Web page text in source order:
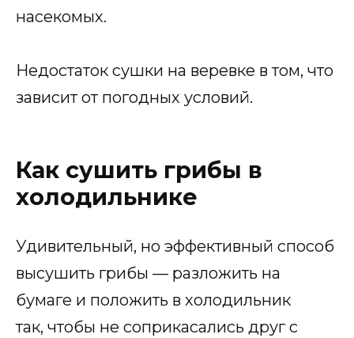
насекомых.
Недостаток сушки на веревке в том, что
зависит от погодных условий.
Как сушить грибы в
холодильнике
Удивительный, но эффективный способ
высушить грибы — разложить на
бумаге и положить в холодильник
так, чтобы не соприкасались друг с